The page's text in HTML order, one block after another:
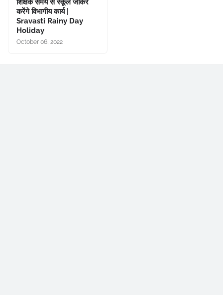
शिक्षक समय से स्कूल जाकर
करेंगे विभागीय कार्य |
Sravasti Rainy Day
Holiday
October 06, 2022